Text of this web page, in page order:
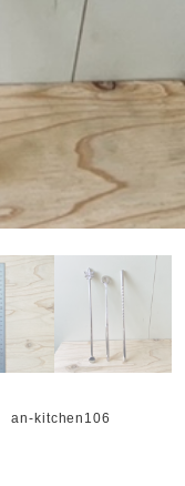
an-kitchen106